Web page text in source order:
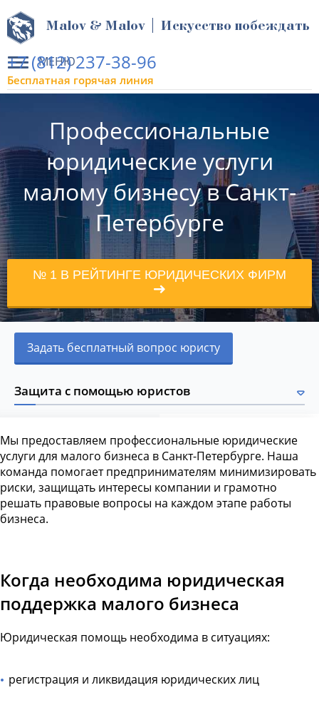
МЕНЮ
Malov & Malov | Искусство побеждать
+7 (812) 237-38-96
Бесплатная горячая линия
Профессиональные
юридические услуги
малому бизнесу в Санкт-
Петербурге
№ 1 В РЕЙТИНГЕ ЮРИДИЧЕСКИХ ФИРМ
Задать бесплатный вопрос юристу
Защита с помощью юристов
Мы предоставляем профессиональные юридические
услуги для малого бизнеса в Санкт-Петербурге. Наша
команда помогает предпринимателям минимизировать
риски, защищать интересы компании и грамотно
решать правовые вопросы на каждом этапе работы
бизнеса.
Когда необходима юридическая
поддержка малого бизнеса
Юридическая помощь необходима в ситуациях:
регистрация и ликвидация юридических лиц